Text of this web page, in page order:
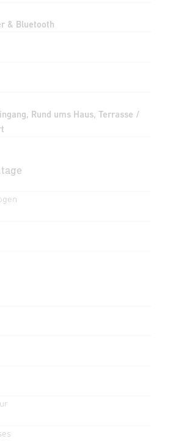
& Bluetooth
Rund ums Haus, Terrasse /